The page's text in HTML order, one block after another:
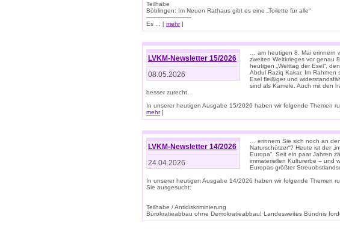
Teilhabe
Böblingen: Im Neuen Rathaus gibt es eine „Toilette für alle“
-------------------------
Es ... [ mehr]
LVKM-Newsletter 15/2026
08.05.2026
… am heutigen 8. Mai erinnern
zweiten Weltkrieges vor genau
heutigen „Welttag der Esel“,
Abdul Raziq Kakar. Im Rahmen
Esel fleißiger und
sind als Kamele. Auch mit den
besser zurecht.
In unserer heutigen Ausgabe 15/2026 haben wir folgende Themen
mehr]
LVKM-Newsletter 14/2026
24.04.2026
… erinnern Sie sich noch an
Naturschützer“? Heute ist der
Europa“. Seit ein paar Jahren
immateriellen Kulturerbe – und
Europas größter
In unserer heutigen Ausgabe 14/2026 haben wir folgende Themen
Sie ausgesucht:
Teilhabe / Antidiskriminierung
Bürokratieabbau ohne Demokratieabbau! Landesweites Bündnis